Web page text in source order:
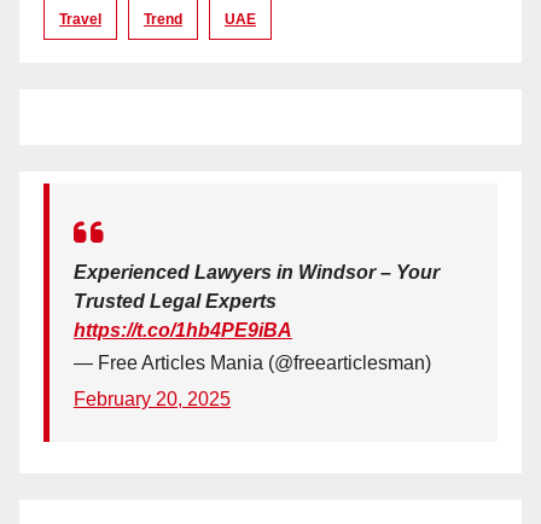
Travel Trend UAE
Experienced Lawyers in Windsor – Your
Trusted Legal Experts
https://t.co/1hb4PE9iBA
— Free Articles Mania (@freearticlesman)
February 20, 2025